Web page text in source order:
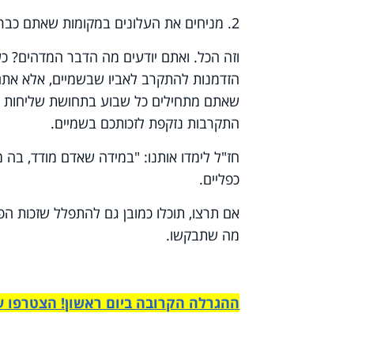
2. מניחים את העלונים במקומות שאתם כבר נמצאים בהם: מקום העבודה, המרכז המסחרי, בית הכנסת ועוד.
וזה הכל. ואתם יודעים מה הדבר
הזדמנות להתקרב לאביו שבשמיים, אלא
שאתם מתחילים כל שבוע בתחושת שליחות
התקרבות נזקפת לזכותכם בשמיים.
חז"ל לימדו אותנו: "במידה שאדם מודד, בה
כפליים.
אם תרצו, תוכלו כמובן גם להתפלל שזכות
מה שתבקשו.
ההגרלה הקרובה ביום ראשון! הצטרפו